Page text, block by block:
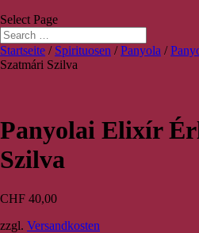
Select Page
Startseite / Spirituosen /Panyola /
Szatmári Szilva
Panyolai Elixír
Szilva
CHF 40,00
zzgl. Versandkosten